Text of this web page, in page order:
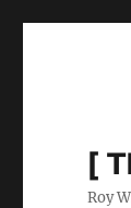
[
Roy